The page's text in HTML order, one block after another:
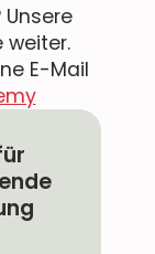
weiter.
E-Mail